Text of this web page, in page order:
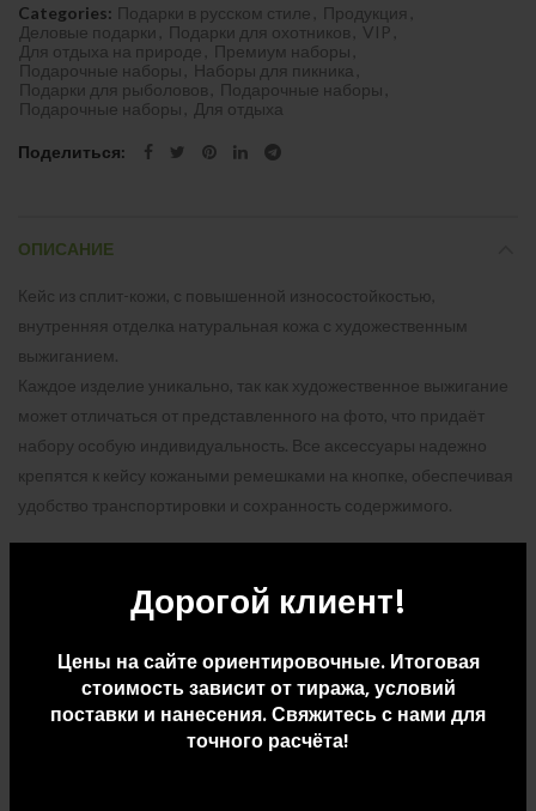
Дорогой клиент!
Цены на сайте ориентировочные. Итоговая
стоимость зависит от тиража, условий
поставки и нанесения. Свяжитесь с нами для
точного расчёта!
Categories: Подарки в русском стиле Продукция
Деловые подарки
Подарки для охотников VIP
Для отдыха на природе
Премиум наборы
Подарочные наборы
Наборы для пикника
Подарки для рыболовов
Подарочные наборы
Подарочные наборы
Для отдыха
Поделиться
ОПИСАНИЕ
Кейс из сплит-кожи, с повышенной износостойкостью,
внутренняя отделка натуральная кожа с художественным
выжиганием.
Каждое изделие уникально, так как художественное выжигание
может отличаться от представленного на фото, что придаёт
набору особую индивидуальность. Все аксессуары надежно
крепятся к кейсу кожаными ремешками на кнопке, обеспечивая
удобство транспортировки и сохранность содержимого.
— Фляга 250 мл (нерж.сталь)- 1 шт.
— Стопка 40 мл — 3 шт.
— Зажигалка зиппо- 1 шт.
— Нож складной- 1 шт.
— Тарелка из нейзильбера- 3 шт.